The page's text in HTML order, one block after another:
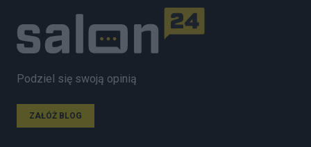
Podziel się swoją opinią
ZAŁÓŻ BLOG